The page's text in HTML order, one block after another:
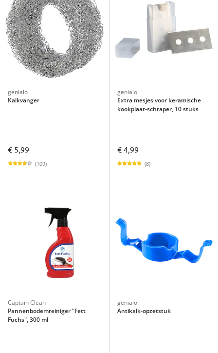
genialo
Kalkvanger
€ 5,99
(109)
genialo
Extra mesjes voor keramische
kookplaat-schraper, 10 stuks
€ 4,99
(8)
Captain Clean
Pannenbodemreiniger "Fett
Fuchs", 300 ml
genialo
Antikalk-opzetstuk